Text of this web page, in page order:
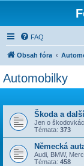
FAQ
Obsah fóra
Automobilky
Škoda a
Jen o
Témata: 373
Německá
Audi, BMW,
Témata: 458